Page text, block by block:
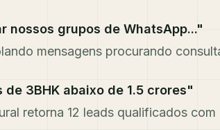
nossos grupos de WhatsApp..."
mensagens procurando
3BHK abaixo de 1.5 crores"
retorna 12 leads qualificados